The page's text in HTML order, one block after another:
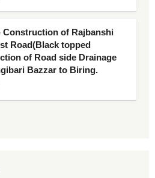
of Rajbanshi
Road(Black topped
of Road side Drainage
Bazzar to Biring.